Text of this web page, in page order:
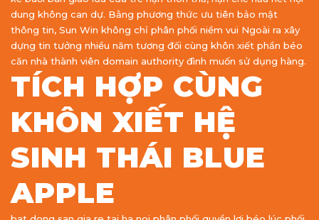
dung không can dự. Bằng phương thức ưu tiên bảo mật
thông tin, Sun Win không chỉ phân phối niềm vui Ngoài ra xây
dựng tin tưởng nhiều năm tương đối cùng khôn xiết phần béo
căn nhà thành viên domain authority đình muốn sử dụng hàng.
TÍCH HỢP CÙNG
KHÔN XIẾT HỆ
SINH THÁI BLUE
APPLE